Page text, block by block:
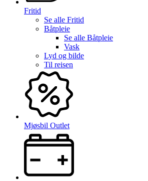
Fritid
Se alle Fritid
Båtpleie
Se alle Båtpleie
Vask
Lyd og bilde
Til reisen
Mjøsbil Outlet